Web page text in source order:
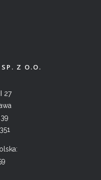
Z O.O.
27